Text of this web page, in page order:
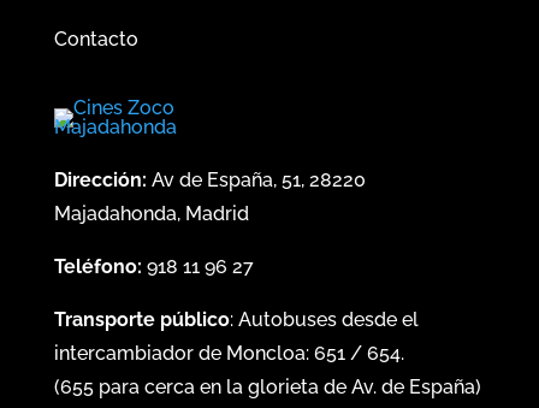
Contacto
Dirección: Av de España, 51, 28220
Majadahonda, Madrid
Teléfono: 918 11 96 27
Transporte público: Autobuses desde el
intercambiador de Moncloa: 651/ 654.
(655para cerca en la glorieta de Av. de España)